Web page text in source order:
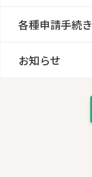
各種申請手続き
お知らせ